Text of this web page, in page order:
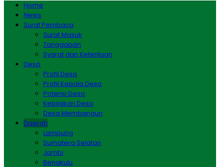
Home
News
Surat Pembaca
Surat Masuk
Tanggapan
Syarat dan Ketentuan
Desa
Profil Desa
Profil Kepala Desa
Potensi Desa
Kebijakan Desa
Desa Membangun
Daerah
Lampung
Sumatera Selatan
Jambi
Bengkulu